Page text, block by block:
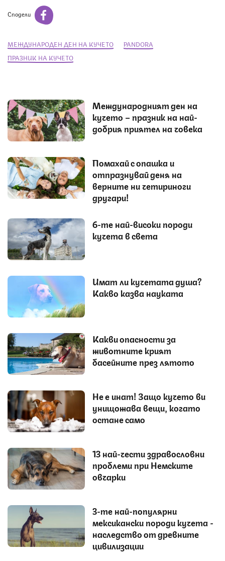
Сподели
МЕЖДУНАРОДЕН ДЕН НА КУЧЕТО
PANDORA
ПРАЗНИК НА КУЧЕТО
Международният ден на
кучето – празник на най-
добрия приятел на човека
Помахай с опашка и
отпразнувай деня на
верните ни четириноги
другари!
6-те най-високи породи
кучета в света
Имат ли кучетата душа?
Какво казва науката
Какви опасности за
животните крият
басейните през лятото
Не е инат! Защо кучето ви
унищожава вещи, когато
остане само
13 най-чести здравословни
проблеми при Немските
овчарки
3-те най-популярни
мексикански породи кучета -
наследство от древните
цивилизации